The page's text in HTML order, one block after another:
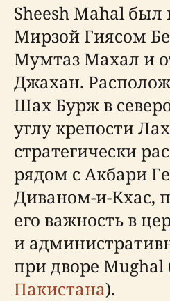
Sheesh Mahal был
Мирзой Гиясом
Мумтаз Махал и
Джахан.
Шах Бурж в
углу крепости
стратегически
рядом с Акбари
Диваном-и-Кхас,
его важность в
и
при дворе Mughal
Пакистана).